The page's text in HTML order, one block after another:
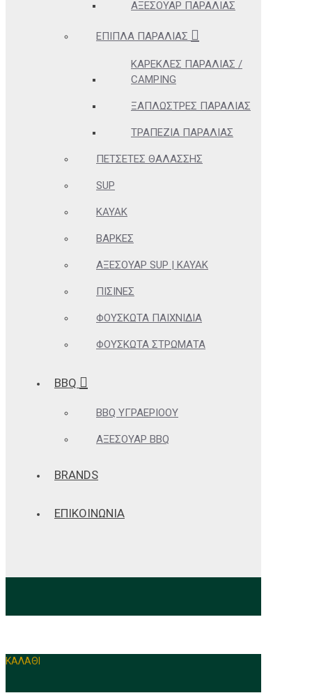
ΑΞΕΣΟΥΆΡ ΠΑΡΑΛΊΑΣ
ΈΠΙΠΛΑ ΠΑΡΑΛΊΑΣ
ΚΑΡΈΚΛΕΣ ΠΑΡΑΛΊΑΣ /
CAMPING
ΞΑΠΛΏΣΤΡΕΣ ΠΑΡΑΛΊΑΣ
ΤΡΑΠΈΖΙΑ ΠΑΡΑΛΊΑΣ
ΠΕΤΣΈΤΕΣ ΘΑΛΆΣΣΗΣ
SUP
KAYAK
ΒΆΡΚΕΣ
ΑΞΕΣΟΥΆΡ SUP | KAYAK
ΠΙΣΊΝΕΣ
ΦΟΥΣΚΩΤΆ ΠΑΙΧΝΊΔΙΑ
ΦΟΥΣΚΩΤΆ ΣΤΡΏΜΑΤΑ
BBQ
BBQ ΥΓΡΑΕΡΊΟΟΥ
ΑΞΕΣΟΥΆΡ BBQ
BRANDS
ΕΠΙΚΟΙΝΩΝΙΑ
ΚΑΛΑΘΙ